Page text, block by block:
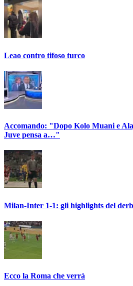
Leao contro tifoso turco
Accomando: "Dopo Kolo Muani e
Juve pensa a…"
Milan-Inter 1-1: gli highlights del
Ecco la Roma che verrà